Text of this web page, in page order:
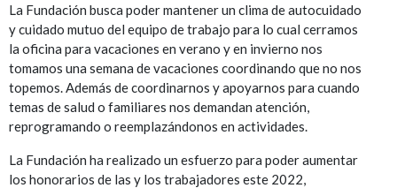
La Fundación busca poder mantener un clima de autocuidado
y cuidado mutuo del equipo de trabajo para lo cual cerramos
la oficina para vacaciones en verano y en invierno nos
tomamos una semana de vacaciones coordinando que no nos
topemos. Además de coordinarnos y apoyarnos para cuando
temas de salud o familiares nos demandan atención,
reprogramando o reemplazándonos en actividades.
La Fundación ha realizado un esfuerzo para poder aumentar
los honorarios de las y los trabajadores este 2022,